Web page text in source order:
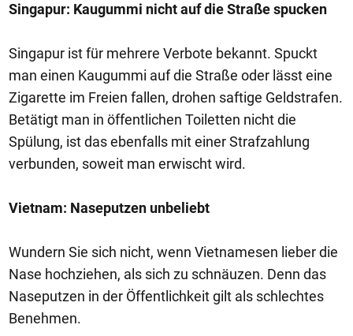
Singapur: Kaugummi nicht auf die Straße spucken
Singapur ist für mehrere Verbote bekannt. Spuckt
man einen Kaugummi auf die Straße oder lässt eine
Zigarette im Freien fallen, drohen saftige Geldstrafen.
Betätigt man in öffentlichen Toiletten nicht die
Spülung, ist das ebenfalls mit einer Strafzahlung
verbunden, soweit man erwischt wird.
Vietnam: Naseputzen unbeliebt
Wundern Sie sich nicht, wenn Vietnamesen lieber die
Nase hochziehen, als sich zu schnäuzen. Denn das
Naseputzen in der Öffentlichkeit gilt als schlechtes
Benehmen.